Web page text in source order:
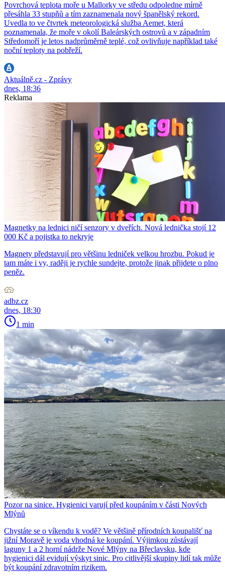
Povrchová teplota moře u Mallorky ve středu odpoledne mírně
přesáhla 33 stupňů a tím zaznamenala nový španělský rekord.
Uvedla to ve čtvrtek meteorologická služba Aemet, která
poznamenala, že moře v okolí Baleárských ostrovů a v západním
Středomoří je letos nadprůměrně teplé, což ovlivňuje například také
noční teploty na pobřeží.
Aktuálně.cz - Zprávy
dnes, 18:36
Reklama
Magnetky na lednici ničí senzory v dveřích. Nová lednička stojí 12
000 Kč a pojistka to nekryje
Magnety představují pro většinu ledniček velkou hrozbu. Pokud je
tam máte i vy, raději je rychle sundejte, protože jinak přijdete o plno
peněz.
adbz.cz
dnes, 18:30
1 min
Pozor na sinice. Hygienici varují před koupáním v části Nových
Mlýnů
Chystáte se o víkendu k vodě? Ve většině přírodních koupališť na
jižní Moravě je voda vhodná ke koupání. Výjimkou zůstávají
laguny 1 a 2 horní nádrže Nové Mlýny na Břeclavsku, kde
hygienici dál evidují výskyt sinic. Pro citlivější skupiny lidí tak může
být koupání zdravotním rizikem.